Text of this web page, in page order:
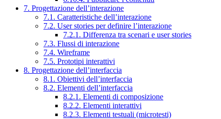
7. Progettazione dell’interazione
7.1. Caratteristiche dell’interazione
7.2. User stories per definire l’interazione
7.2.1. Differenza tra scenari e user stories
7.3. Flussi di interazione
7.4. Wireframe
7.5. Prototipi interattivi
8. Progettazione dell’interfaccia
8.1. Obiettivi dell’interfaccia
8.2. Elementi dell’interfaccia
8.2.1. Elementi di composizione
8.2.2. Elementi interattivi
8.2.3. Elementi testuali (microtesti)